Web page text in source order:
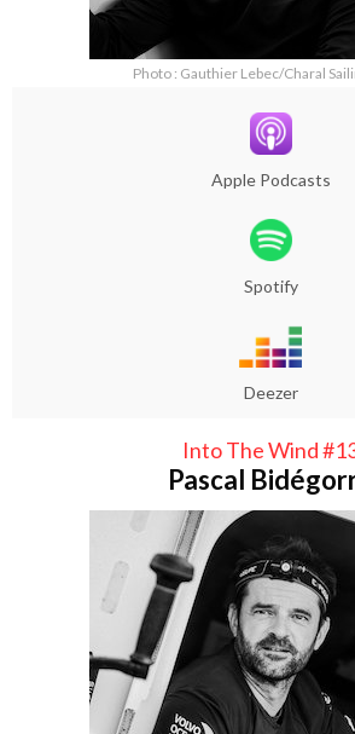
Photo : Gauthier Lebec/Charal
Apple Podcasts
Spotify
Deezer
Into The Wind
Pascal